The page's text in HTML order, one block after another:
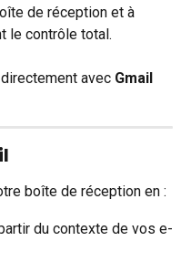
de réception et à
le contrôle total.
avec Gmail
boîte de réception en :
du contexte de vos e-